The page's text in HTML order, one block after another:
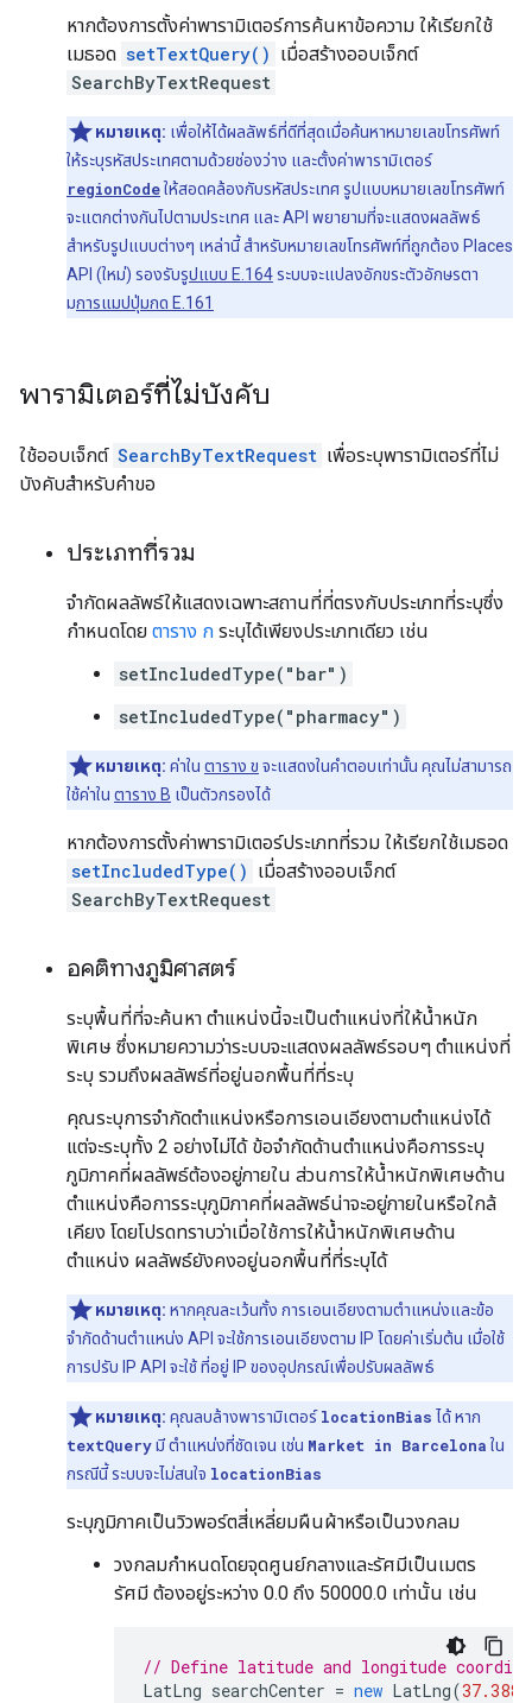
หากต้องการตั้งค่าพารามิเตอร์การค้นหาข้อความ ให้เรียกใช้
เมธอด setTextQuery() เมื่อสร้างออบเจ็กต์
SearchByTextRequest
หมายเหตุ: เพื่อให้ได้ผลลัพธ์ที่ดีที่สุดเมื่อค้นหาหมายเลขโทรศัพท์
ให้ระบุรหัสประเทศตามด้วยช่องว่าง และตั้งค่าพารามิเตอร์
regionCodeให้สอดคล้องกับรหัสประเทศ รูปแบบหมายเลขโทรศัพท์
จะแตกต่างกันไปตามประเทศ และ API พยายามที่จะแสดงผลลัพธ์
สำหรับรูปแบบต่างๆ เหล่านี้ สำหรับหมายเลขโทรศัพท์ที่ถูกต้อง Places
API (ใหม่) รองรับรูปแบบ E.164ระบบจะแปลงอักขระตัวอักษรตา
มการแมปปุ่มกด E.161
พารามิเตอร์ที่ไม่บังคับ
ใช้ออบเจ็กต์ SearchByTextRequest เพื่อระบุพารามิเตอร์ที่ไม่
บังคับสำหรับคำขอ
ประเภทที่รวม
จำกัดผลลัพธ์ให้แสดงเฉพาะสถานที่ที่ตรงกับประเภทที่ระบุซึ่ง
กำหนดโดย ตาราง ก ระบุได้เพียงประเภทเดียว เช่น
setIncludedType("bar")
setIncludedType("pharmacy")
หมายเหตุ: ค่าใน ตาราง ข จะแสดงในคำตอบเท่านั้น คุณไม่สามารถ
ใช้ค่าใน ตาราง B เป็นตัวกรองได้
หากต้องการตั้งค่าพารามิเตอร์ประเภทที่รวม ให้เรียกใช้เมธอด
setIncludedType() เมื่อสร้างออบเจ็กต์
SearchByTextRequest
อคติทางภูมิศาสตร์
ระบุพื้นที่ที่จะค้นหา ตำแหน่งนี้จะเป็นตำแหน่งที่ให้น้ำหนัก
พิเศษ ซึ่งหมายความว่าระบบจะแสดงผลลัพธ์รอบๆ ตำแหน่งที่
ระบุ รวมถึงผลลัพธ์ที่อยู่นอกพื้นที่ที่ระบุ
คุณระบุการจํากัดตําแหน่งหรือการเอนเอียงตามตําแหน่งได้
แต่จะระบุทั้ง 2 อย่างไม่ได้ ข้อจำกัดด้านตำแหน่งคือการระบุ
ภูมิภาคที่ผลลัพธ์ต้องอยู่ภายใน ส่วนการให้น้ำหนักพิเศษด้าน
ตำแหน่งคือการระบุภูมิภาคที่ผลลัพธ์น่าจะอยู่ภายในหรือใกล้
เคียง โดยโปรดทราบว่าเมื่อใช้การให้น้ำหนักพิเศษด้าน
ตำแหน่ง ผลลัพธ์ยังคงอยู่นอกพื้นที่ที่ระบุได้
หมายเหตุ: หากคุณละเว้นทั้ง การเอนเอียงตามตำแหน่งและข้อ
จำกัดด้านตำแหน่ง API จะใช้การเอนเอียงตาม IP โดยค่าเริ่มต้น เมื่อใช้
การปรับ IP API จะใช้ ที่อยู่ IP ของอุปกรณ์เพื่อปรับผลลัพธ์
หมายเหตุ: คุณลบล้างพารามิเตอร์locationBias ได้ หาก
textQueryมี ตําแหน่งที่ชัดเจน เช่น Market in Barcelona ใน
กรณีนี้ ระบบจะไม่สนใจ locationBias
ระบุภูมิภาคเป็นวิวพอร์ตสี่เหลี่ยมผืนผ้าหรือเป็นวงกลม
วงกลมกำหนดโดยจุดศูนย์กลางและรัศมีเป็นเมตร
รัศมี ต้องอยู่ระหว่าง 0.0 ถึง 50000.0 เท่านั้น เช่น
// Define latitude and longitude
LatLng searchCenter = new LatLng(